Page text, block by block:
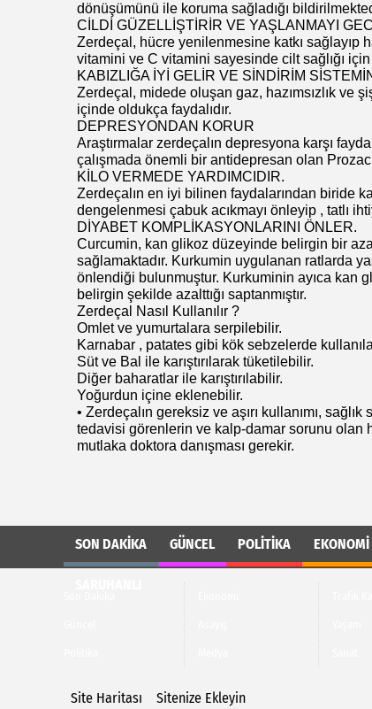
dönüşümünü ile koruma sağladığı
CİLDİ GÜZELLİŞTİRİR VE YAŞLANMAYI
Zerdeçal, hücre yenilenmesine katkı sağlayıp
vitamini ve C vitamini sayesinde cilt sağlığı için
KABIZLIĞA İYİ GELİR VE SİNDİRİM
Zerdeçal, midede oluşan gaz, hazımsızlık ve
içinde oldukça faydalıdır.
DEPRESYONDAN KORUR
Araştırmalar zerdeçalın depresyona karşı
çalışmada önemli bir antidepresan olan
KİLO VERMEDE YARDIMCIDIR.
Zerdeçalın en iyi bilinen faydalarından biride
dengelenmesi çabuk acıkmayı önleyip , tatlı
DİYABET KOMPLİKASYONLARINI ÖNLER.
Curcumin, kan glikoz düzeyinde belirgin bir
sağlamaktadır. Kurkumin uygulanan ratlarda
önlendiği bulunmuştur. Kurkuminin ayıca kan
belirgin şekilde azalttığı saptanmıştır.
Zerdeçal Nasıl Kullanılır ?
Omlet ve yumurtalara serpilebilir.
Karnabar , patates gibi kök sebzelerde
Süt ve Bal ile karıştırılarak tüketilebilir.
Diğer baharatlar ile karıştırılabilir.
Yoğurdun içine eklenebilir.
• Zerdeçalın gereksiz ve aşırı kullanımı,
tedavisi görenlerin ve kalp-damar sorunu olan
mutlaka doktora danışması gerekir.
SON DAKIKA GÜNCEL POLITIKA EKONOMI
Site Haritası Sitenize Ekleyin